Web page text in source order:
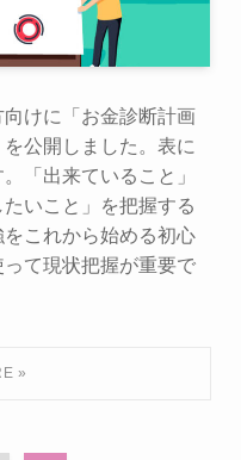
けに「お金診断計画
公開しました。表に
「出来ていること」
たいこと」を把握する
これから始める初心
て現状把握が重要で